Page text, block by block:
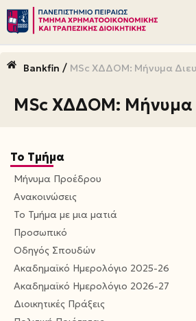
Μεταπηδήστε
περιεχόμενο
Bankfin / MSc ΧΔΔΟΜ: Μήνυμα
MSc ΧΔΔΟΜ: Μήνυμα
Το Τμήμα
Μήνυμα Προέδρου
Ανακοινώσεις
Το Τμήμα με μια ματιά
Προσωπικό
Οδηγός Σπουδών
Ακαδημαϊκό Ημερολόγιο 2025-26
Ακαδημαϊκό Ημερολόγιο 2026-27
Διοικητικές Πράξεις